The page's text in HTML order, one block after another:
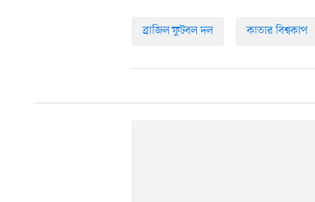
ব্রাজিল ফুটবল দল কাতার বিশ্বকাপ